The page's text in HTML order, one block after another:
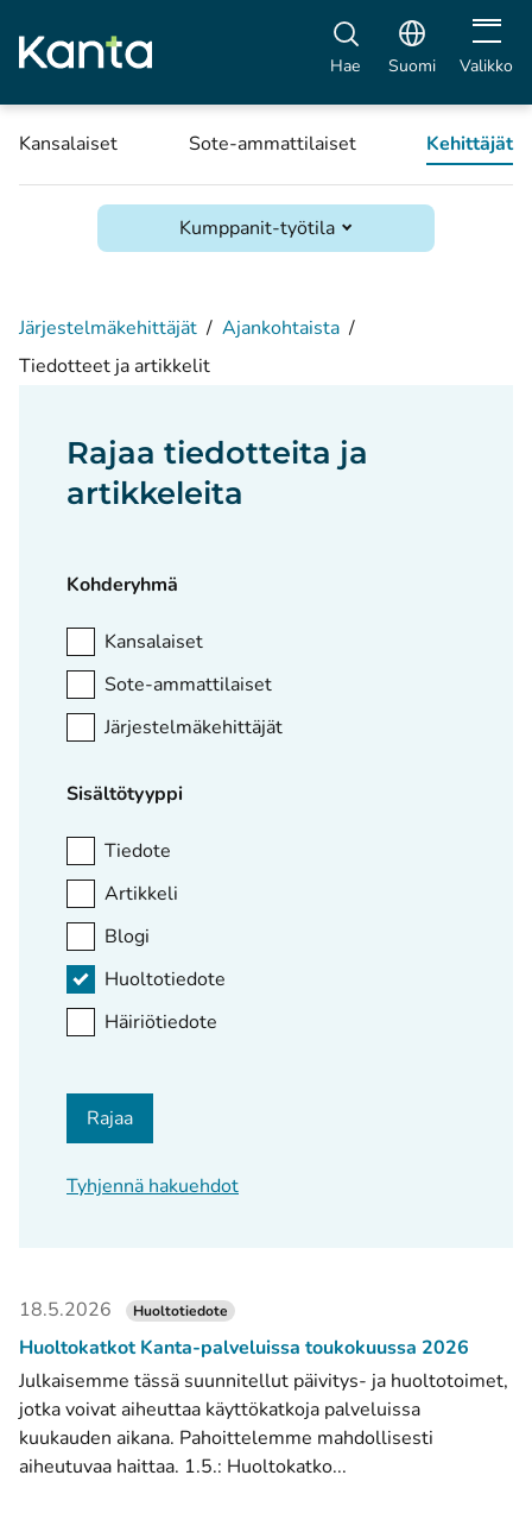
Hae Suomi Avaa
Valikko
Kansalaiset Sote-ammattilaiset Kehittäjät
Kumppanit-työtila
Järjestelmäkehittäjät / Ajankohtaista /
Tiedotteet ja artikkelit
Rajaa tiedotteita ja
artikkeleita
Kohderyhmä
Kansalaiset
Sote-ammattilaiset
Järjestelmäkehittäjät
Sisältötyyppi
Tiedote
Artikkeli
Blogi
Huoltotiedote
Häiriötiedote
Rajaa
Tyhjennä hakuehdot
18.5.2026 Huoltotiedote
Huoltokatkot Kanta-palveluissa toukokuussa 2026
Julkaisemme tässä suunnitellut päivitys- ja huoltotoimet,
jotka voivat aiheuttaa käyttökatkoja palveluissa
kuukauden aikana. Pahoittelemme mahdollisesti
aiheutuvaa haittaa. 1.5.: Huoltokatko...